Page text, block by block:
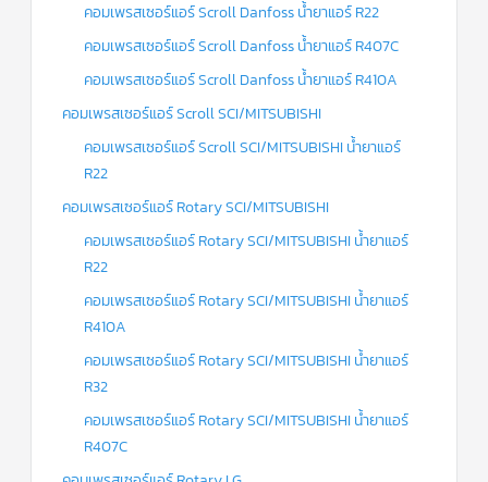
คอมเพรสเซอร์แอร์ Scroll Danfoss น้ำยาแอร์ R22
คอมเพรสเซอร์แอร์ Scroll Danfoss น้ำยาแอร์ R407C
คอมเพรสเซอร์แอร์ Scroll Danfoss น้ำยาแอร์ R410A
คอมเพรสเซอร์แอร์ Scroll SCI/MITSUBISHI
คอมเพรสเซอร์แอร์ Scroll SCI/MITSUBISHI น้ำยาแอร์
R22
คอมเพรสเซอร์แอร์ Rotary SCI/MITSUBISHI
คอมเพรสเซอร์แอร์ Rotary SCI/MITSUBISHI น้ำยาแอร์
R22
คอมเพรสเซอร์แอร์ Rotary SCI/MITSUBISHI น้ำยาแอร์
R410A
คอมเพรสเซอร์แอร์ Rotary SCI/MITSUBISHI น้ำยาแอร์
R32
คอมเพรสเซอร์แอร์ Rotary SCI/MITSUBISHI น้ำยาแอร์
R407C